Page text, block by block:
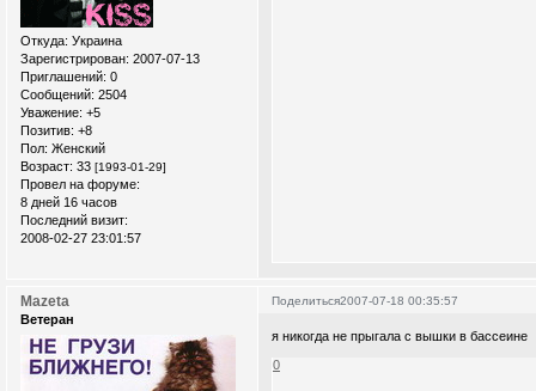
Откуда: Украина
Зарегистрирован: 2007-07-13
Приглашений: 0
Сообщений: 2504
Уважение: +5
Позитив: +8
Пол: Женский
Возраст: 33 [1993-01-29]
Провел на форуме:
8 дней 16 часов
Последний визит:
2008-02-27 23:01:57
Поделиться2007-07-18 00:35:57
Mazeta
Ветеран
я никогда не прыгала с вышки в бассеине
0